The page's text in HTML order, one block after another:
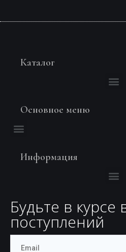
Каталог
Основное меню
Информация
Будьте в курсе
поступлений